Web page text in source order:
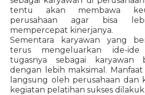
tentu akan membawa
perusahaan agar bisa
mempercepat kinerjanya.
Sementara karyawan yang
terus mengeluarkan ide-
tugasnya sebagai karyawan
dengan lebih maksimal. Manfaat
langsung oleh perusahaan dan
kegiatan pelatihan sukses